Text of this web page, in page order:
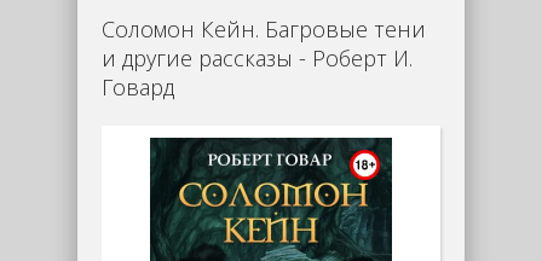
Соломон Кейн. Багровые тени
и другие рассказы - Роберт И.
Говард